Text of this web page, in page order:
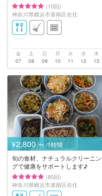
(10回)
神奈川県横浜市港南区在住
金
07
土
08
日
09
月
10
火
11
水
12
木
13
¥2,800 〜 /1時間
旬の食材、ナチュラルクリーニン
グで健康をサポートします♪
(80回)
神奈川県横浜市港南区在住